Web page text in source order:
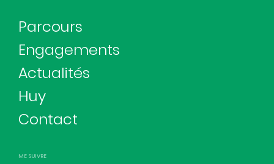
Parcours
Engagements
Actualités
Huy
Contact
ME SUIVRE